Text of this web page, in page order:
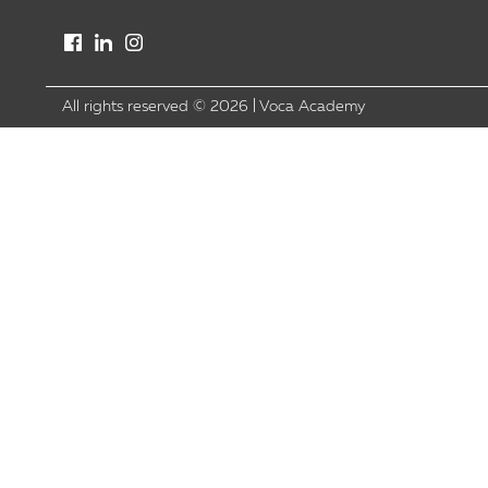
All rights reserved © 2026 Voca Academy